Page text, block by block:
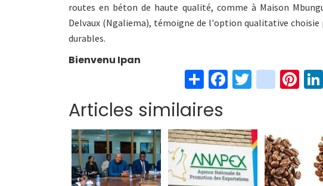
routes en béton de haute qualité, comme à Maison
Delvaux (Ngaliema), témoigne de l'option qualitative
durables.
Bienvenu Ipan
S
h
ar
e
Fa
ce
o
o
k
T
wi
er
in
st
ra
m
Pi
nt
Articles similaires